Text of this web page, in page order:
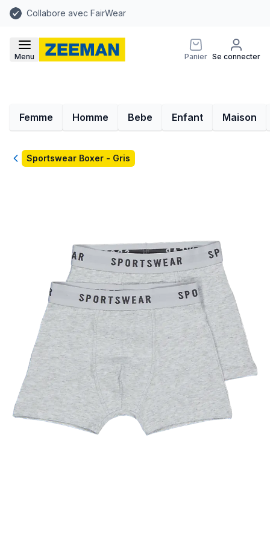
Collabore avec FairWear
Menu Panier Se connecter
Femme Homme Bebe Enfant Maison
RetourSportswear Boxer - Gris